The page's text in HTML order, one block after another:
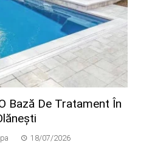
Bază De Tratament În
18/07/2026